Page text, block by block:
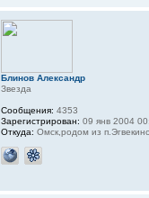
Блинов Александр
Звезда
Сообщения: 4353
Зарегистрирован: 09 янв 2004
Откуда: Омск,родом из